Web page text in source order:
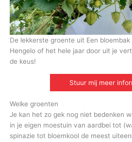
De lekkerste groente uit Een
Hengelo of het hele jaar door uit je
de keus!
Stuur mij meer
Welke groenten
Je kan het zo gek nog niet bedenken
in je eigen moestuin van aardbei tot
spinazie tot bloemkool de meest